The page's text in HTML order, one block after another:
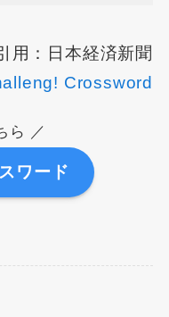
用：日本経済新聞
Crossword
ら ／
ワード